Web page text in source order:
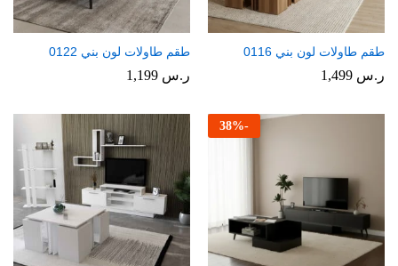
طقم طاولات لون بني 0116
ر.س
طقم طاولات لون بني 0122
ر.س
-
38%